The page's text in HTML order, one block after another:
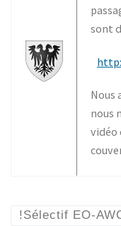
sont
Nous
nous
vidéo
!Sélectif EO-